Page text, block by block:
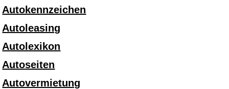
Autokennzeichen
Autoleasing
Autolexikon
Autoseiten
Autovermietung